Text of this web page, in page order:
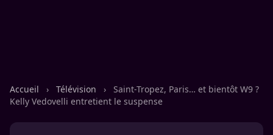
Accueil › Télévision ›
Saint-Tropez, Paris… et bientôt W9 ?
Kelly Vedovelli entretient le suspense